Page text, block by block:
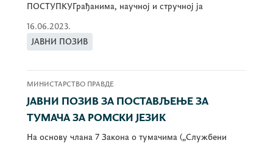
ПОСТУПКУГрађанима, научној и стручној ја
16.06.2023.
ЈАВНИ ПОЗИВ
МИНИСТАРСТВО ПРАВДЕ
ЈАВНИ ПОЗИВ ЗА ПОСТАВЉЕЊЕ ЗА
ТУМАЧА ЗА РОМСКИ ЈЕЗИК
На основу члана 7 Закона о тумачима („Службени